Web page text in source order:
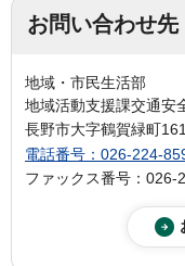
お問い合わせ先
地域・市民生活部
地域活動支援課交通安
長野市大字鶴賀緑町
電話番号：026-224-
ファックス番号：026-